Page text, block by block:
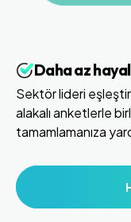
Daha az hayal
Sektör lideri
alakalı anketlerle
tamamlamanıza